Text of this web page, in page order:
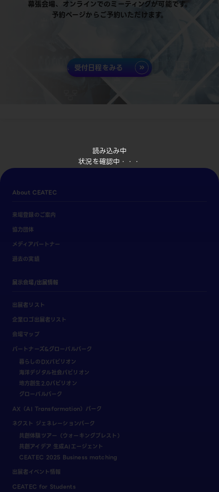
読み込み中
状況を確認中・・・
幕張会場、オンラインでのミーティングが可能です。
予約ページからご予約いただけます。
受付日程をみる
About CEATEC
来場登録のご案内
協力団体
メディアパートナー
過去の実績
展示会場/出展情報
出展者リスト
企業ロゴ出展者リスト
会場マップ
パートナーズ&グローバルパーク
暮らしのDXパビリオン
海洋デジタル社会パビリオン
地方創生2.0パビリオン
グローバルパーク
AX（AI Transformation）パーク
ネクスト ジェネレーションパーク
共創体験ツアー（ウォーキングブレスト）
共創アイデア 生成AIエージェント
CEATEC 2025 Business matching
出展者イベント情報
CEATEC for Students